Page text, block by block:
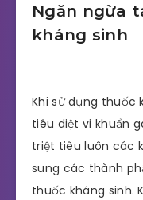
Ngăn ngừa
kháng sinh
Khi sử dụng thuốc
tiêu diệt vi khuẩn
triệt tiêu luôn các
sung các thành
thuốc kháng sinh.